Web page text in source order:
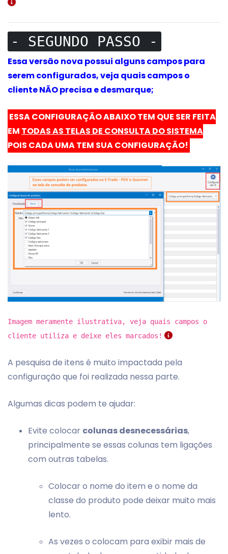
- SEGUNDO PASSO -
Essa versão nova possui alguns campos para
serem configurados, veja quais campos o
cliente NÃO precisa e desmarque;
ESSA CONFIGURAÇÃO ABAIXO TEM QUE SER FEITA
EM TODAS AS TELAS DE CONSULTA DO SISTEMA
POIS CADA UMA TEM SUA CONFIGURAÇÃO!
Imagem meramente ilustrativa, veja quais campos o
cliente utiliza e deixe eles marcados!
A pesquisa de itens é muito impactada pela
configuração que foi realizada nessa parte.
Algumas dicas podem te ajudar:
Evite colocar colunas desnecessárias,
principalmente se essas colunas tem ligações
com outras tabelas.
Colocar o nome do item e o nome da
classe do produto pode deixar muito mais
lento.
As vezes o colocam para exibir mais de